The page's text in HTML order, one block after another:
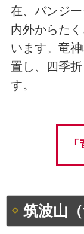
在、バンジ
内外からた
います。竜
置し、四季
す。
筑波山